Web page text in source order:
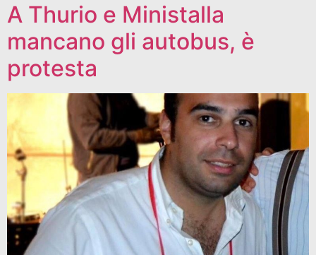
A Thurio e Ministalla
mancano gli autobus, è
protesta